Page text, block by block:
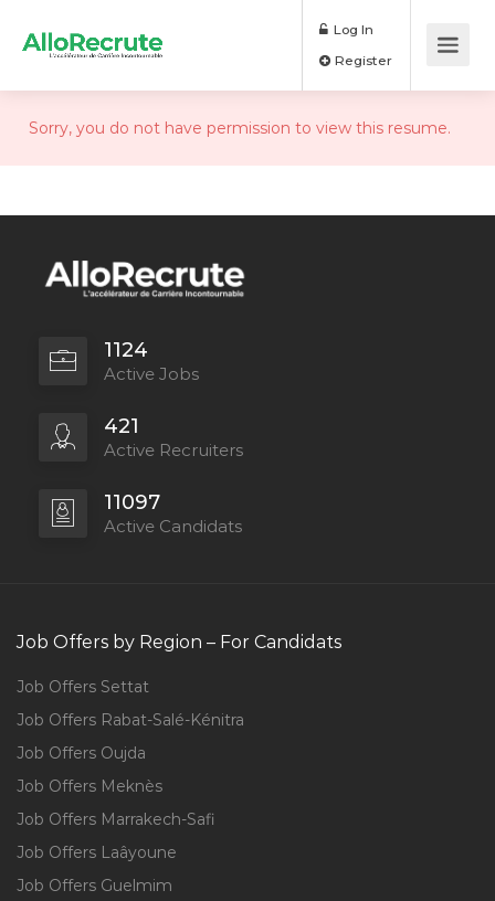
Log In
Sorry, you do not have permission to view this resume.
1124
Active Jobs
421
Active Recruiters
11097
Active Candidats
Job Offers by Region – For Candidats
Job Offers Settat
Job Offers Rabat-Salé-Kénitra
Job Offers Oujda
Job Offers Meknès
Job Offers Marrakech-Safi
Job Offers Laâyoune
Job Offers Guelmim